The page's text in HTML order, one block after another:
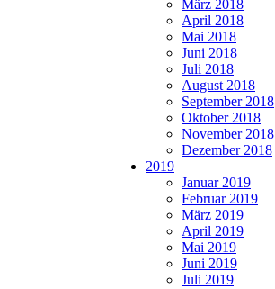
März 2018
April 2018
Mai 2018
Juni 2018
Juli 2018
August 2018
September 2018
Oktober 2018
November 2018
Dezember 2018
2019
Januar 2019
Februar 2019
März 2019
April 2019
Mai 2019
Juni 2019
Juli 2019